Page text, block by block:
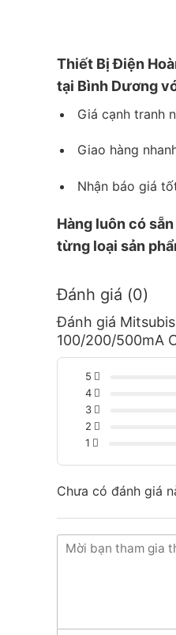
Thiết Bị Điện
tại Bình Dương
Giá cạnh tranh
Giao hàng
Nhận báo giá
Hàng luôn có
từng loại sản
Đánh giá (0)
Đánh giá
100/200/500mA
5
4
3
2
1
Chưa có đánh giá